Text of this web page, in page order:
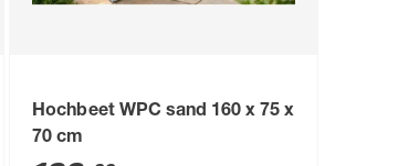
Hochbeet WPC sand 160 x 75 x
70 cm